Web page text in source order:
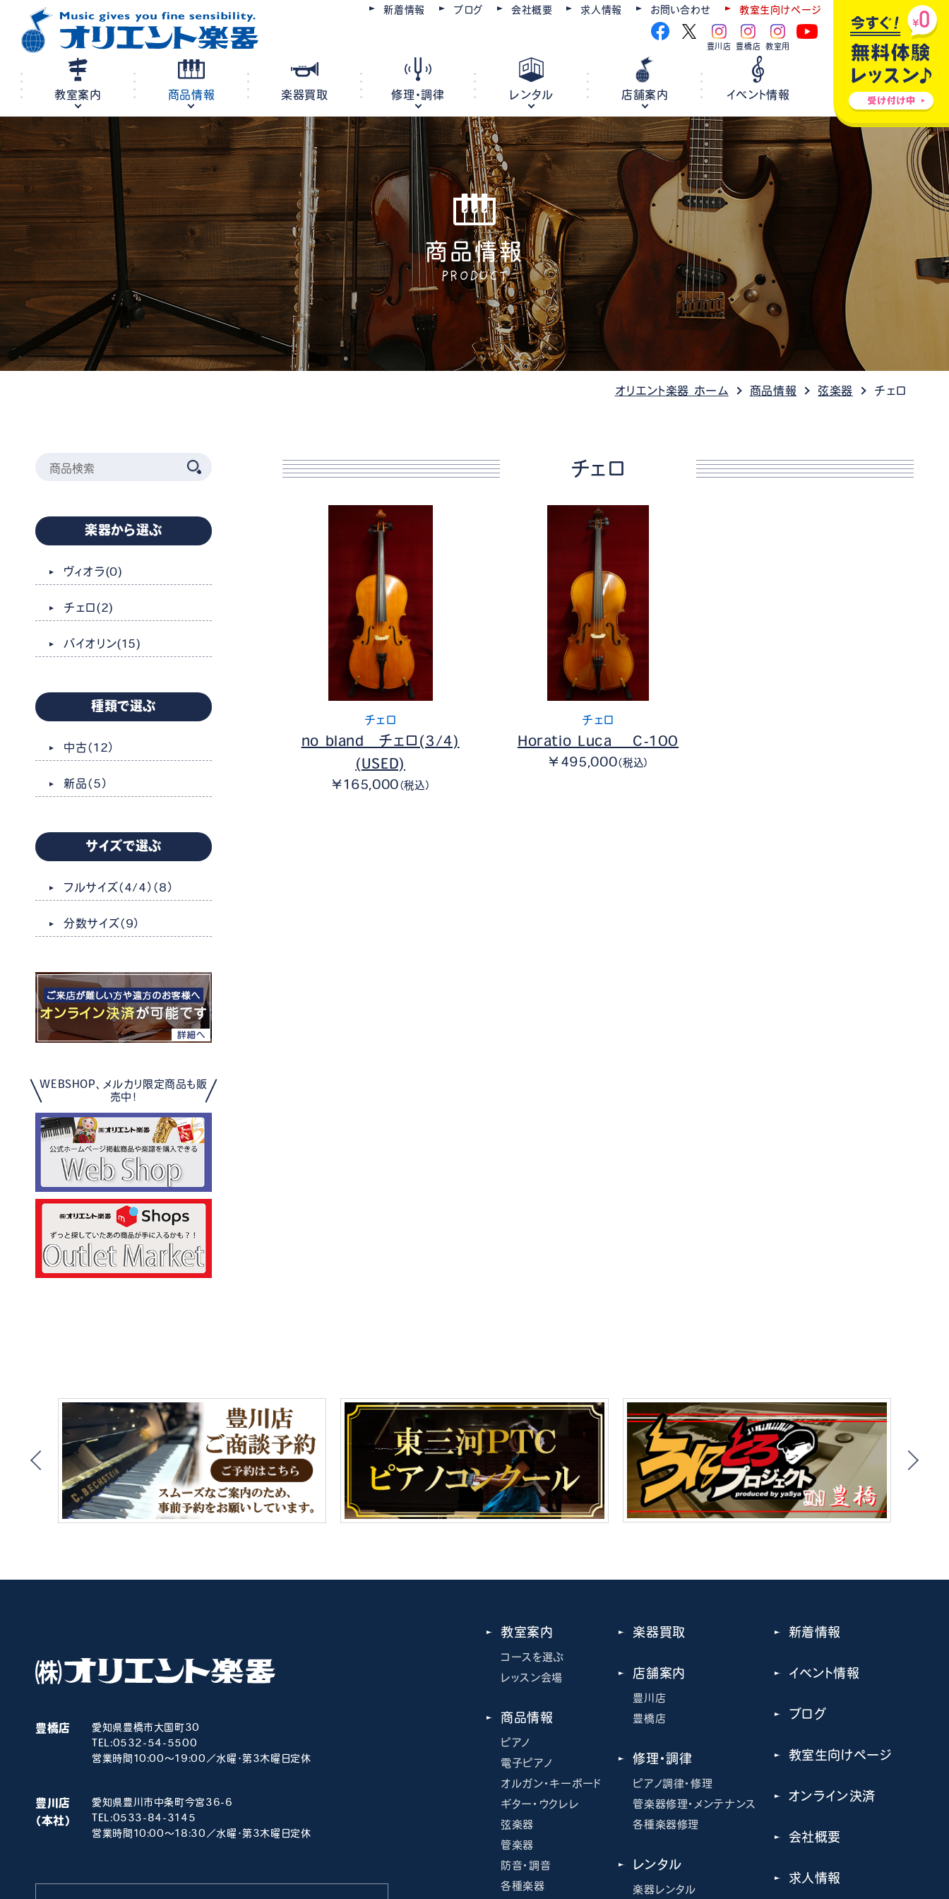
新着情報 ブログ 会社概要 求人情報 お問い合わせ 教室生向けページ
豊川店 豊橋店 教室用
教室案内
教室案内
コースを選ぶ レッスン会場
商品情報
商品情報
ピアノ 電子ピアノ
オルガン
キーボード
ウクレレ
弦楽器
防音・調音 各種楽器 チケット情報
楽器買取 修理・調律
修理・調律
ピアノ調律・修理 管楽器修理・メンテナンス 各種楽器修理
レンタル
レンタル
楽器レンタル 教室レンタル ホールレンタル
店舗案内
店舗案内
豊橋店
イベント情報
商品情報
PRODUCT
オリエント楽器 ホーム 商品情報 弦楽器 チェロ
楽器から選ぶ
ヴィオラ(0)
チェロ(2)
バイオリン(15)
種類で選ぶ
中古（12）
新品（5）
サイズで選ぶ
フルサイズ（4/4） （8）
分数サイズ （9）
WEBSHOP、メルカリ限定商品も販
売中！
チェロ
チェロ
no bland チェロ(3/4)
(USED)
￥165,000 （税込）
チェロ
Horatio Luca C-100
￥495,000（税込）
豊橋店
愛知県豊橋市大国町30
TEL:0532-54-5500
営業時間10:00～19:00／水曜･第3木曜日定休
豊川店
（本社）
愛知県豊川市中条町今宮36-6
TEL:0533-84-3145
営業時間10:00～18:30／水曜･第3木曜日定休
教室案内
コースを選ぶ
レッスン会場
商品情報
ピアノ
電子ピアノ
オルガン・キーボード
ギター・ウクレレ
弦楽器
管楽器
防音・調音
各種楽器
楽器買取
店舗案内
豊川店
豊橋店
修理・調律
ピアノ調律・修理
管楽器修理・メンテナンス
各種楽器修理
レンタル
楽器レンタル
新着情報
イベント情報
ブログ
教室生向けページ
オンライン決済
会社概要
求人情報